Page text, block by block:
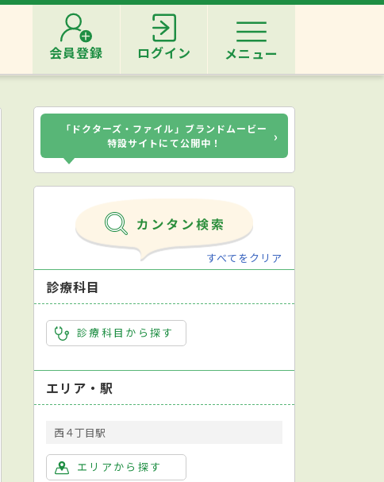
会員登録 ログイン メニュー
「ドクターズ・ファイル」ブランドムービー
特設サイトにて公開中！
›
すべてをクリア
診療科目
診療科目から探す
エリア・駅
西４丁目駅
エリアから探す